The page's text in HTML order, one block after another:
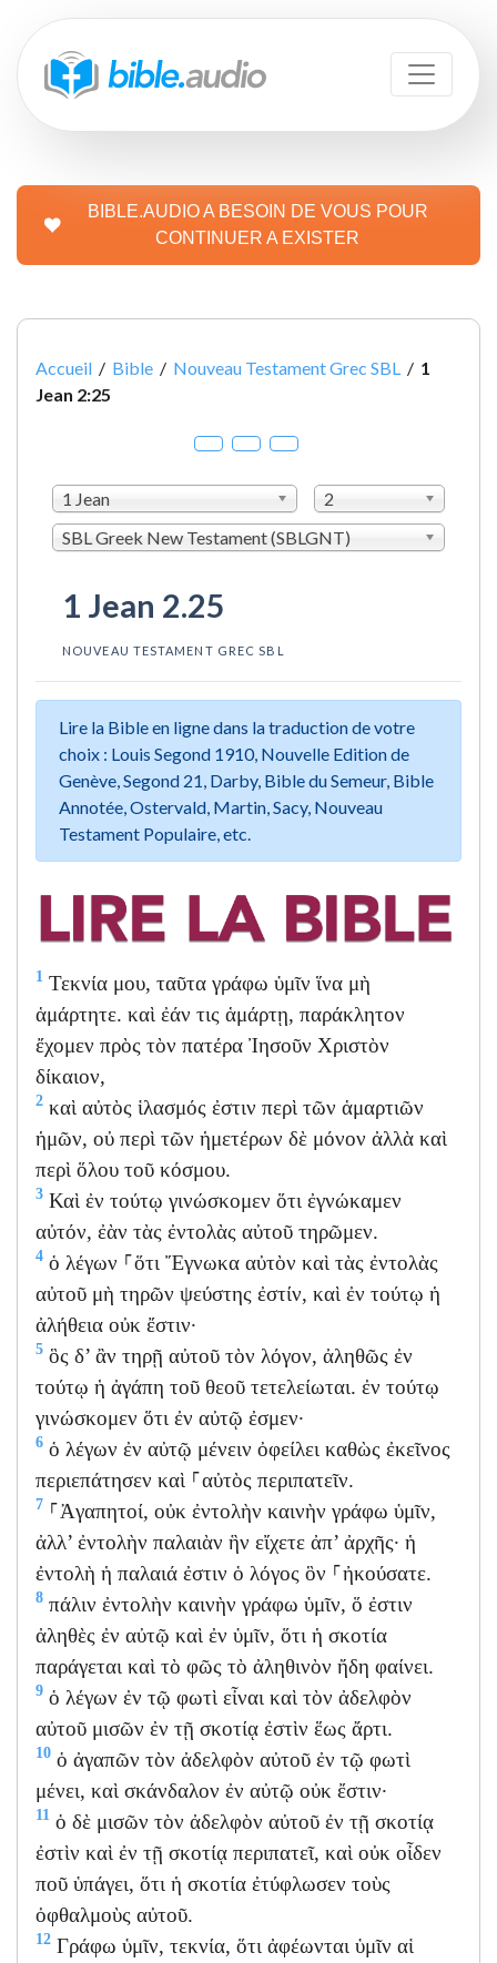
BIBLE.AUDIO A BESOIN DE VOUS POUR
CONTINUER A EXISTER
Accueil / Bible / Nouveau Testament Grec SBL / 1
Jean 2:25
1 Jean
2
SBL Greek New Testament (SBLGNT)
1 Jean 2.25
NOUVEAU TESTAMENT GREC SBL
Lire la Bible en ligne dans la traduction de votre
choix : Louis Segond 1910, Nouvelle Edition de
Genève, Segond 21, Darby, Bible du Semeur, Bible
Annotée, Ostervald, Martin, Sacy, Nouveau
Testament Populaire, etc.
1 Τεκνία μου, ταῦτα γράφω ὑμῖν ἵνα μὴ
ἁμάρτητε. καὶ ἐάν τις ἁμάρτῃ, παράκλητον
ἔχομεν πρὸς τὸν πατέρα Ἰησοῦν Χριστὸν
δίκαιον,
2 καὶ αὐτὸς ἱλασμός ἐστιν περὶ τῶν ἁμαρτιῶν
ἡμῶν, οὐ περὶ τῶν ἡμετέρων δὲ μόνον ἀλλὰ καὶ
περὶ ὅλου τοῦ κόσμου.
3 Καὶ ἐν τούτῳ γινώσκομεν ὅτι ἐγνώκαμεν
αὐτόν, ἐὰν τὰς ἐντολὰς αὐτοῦ τηρῶμεν.
4 ὁ λέγων ⸀ὅτι Ἔγνωκα αὐτὸν καὶ τὰς ἐντολὰς
αὐτοῦ μὴ τηρῶν ψεύστης ἐστίν, καὶ ἐν τούτῳ ἡ
ἀλήθεια οὐκ ἔστιν·
5 ὃς δ’ ἂν τηρῇ αὐτοῦ τὸν λόγον, ἀληθῶς ἐν
τούτῳ ἡ ἀγάπη τοῦ θεοῦ τετελείωται. ἐν τούτῳ
γινώσκομεν ὅτι ἐν αὐτῷ ἐσμεν·
6 ὁ λέγων ἐν αὐτῷ μένειν ὀφείλει καθὼς ἐκεῖνος
περιεπάτησεν καὶ ⸀αὐτὸς περιπατεῖν.
7 ⸀Ἀγαπητοί, οὐκ ἐντολὴν καινὴν γράφω ὑμῖν,
ἀλλ’ ἐντολὴν παλαιὰν ἣν εἴχετε ἀπ’ ἀρχῆς· ἡ
ἐντολὴ ἡ παλαιά ἐστιν ὁ λόγος ὃν ⸀ἠκούσατε.
8 πάλιν ἐντολὴν καινὴν γράφω ὑμῖν, ὅ ἐστιν
ἀληθὲς ἐν αὐτῷ καὶ ἐν ὑμῖν, ὅτι ἡ σκοτία
παράγεται καὶ τὸ φῶς τὸ ἀληθινὸν ἤδη φαίνει.
9 ὁ λέγων ἐν τῷ φωτὶ εἶναι καὶ τὸν ἀδελφὸν
αὐτοῦ μισῶν ἐν τῇ σκοτίᾳ ἐστὶν ἕως ἄρτι.
10 ὁ ἀγαπῶν τὸν ἀδελφὸν αὐτοῦ ἐν τῷ φωτὶ
μένει, καὶ σκάνδαλον ἐν αὐτῷ οὐκ ἔστιν·
11 ὁ δὲ μισῶν τὸν ἀδελφὸν αὐτοῦ ἐν τῇ σκοτίᾳ
ἐστὶν καὶ ἐν τῇ σκοτίᾳ περιπατεῖ, καὶ οὐκ οἶδεν
ποῦ ὑπάγει, ὅτι ἡ σκοτία ἐτύφλωσεν τοὺς
ὀφθαλμοὺς αὐτοῦ.
12 Γράφω ὑμῖν, τεκνία, ὅτι ἀφέωνται ὑμῖν αἱ